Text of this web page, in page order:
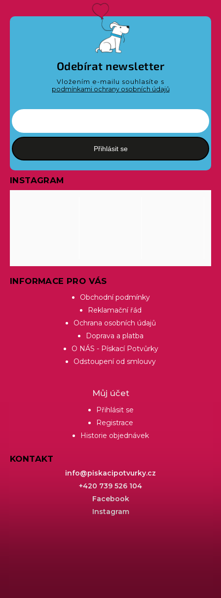
Odebírat newsletter
Vložením e-mailu souhlasíte s
podmínkami ochrany osobních údajů
Přihlásit se
INSTAGRAM
INFORMACE PRO VÁS
Obchodní podmínky
Reklamační řád
Ochrana osobních údajů
Doprava a platba
O NÁS - Pískací Potvůrky
Odstoupení od smlouvy
Můj účet
Přihlásit se
Registrace
Historie objednávek
KONTAKT
info@piskacipotvurky.cz
+420 739 526 104
Facebook
Instagram